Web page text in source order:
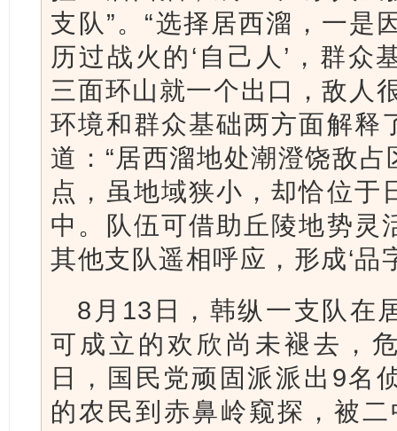
支队”。“选择居西溜，一是
历过战火的‘自己人’，群众
三面环山就一个出口，敌人
环境和群众基础两方面解释
道：“居西溜地处潮澄饶敌
点，虽地域狭小，却恰位于
中。队伍可借助丘陵地势灵
其他支队遥相呼应，形成‘品
8月13日，韩纵一支队在
可成立的欢欣尚未褪去，
日，国民党顽固派派出9名
的农民到赤鼻岭窥探，被